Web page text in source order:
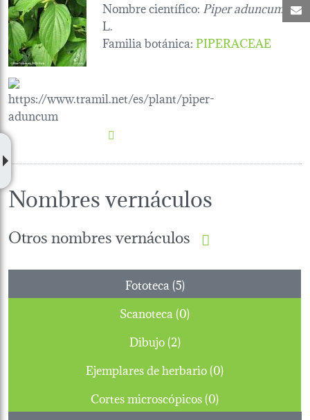
Nombre científico: Piper aduncum
L.
Familia botánica:PIPERACEAE
Nombres vernáculos
Otros nombres vernáculos
Fototeca (5)
Scanoteca (0)
Dibujo (2)
Ejemplares de herbario (0)
Cortes microscópicos (0)